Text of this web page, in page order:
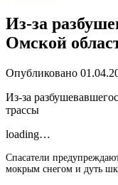
Из-за
Омской
Опубликовано
Из-за
трассы
loading…
Спасатели
мокрым снегом и дуть